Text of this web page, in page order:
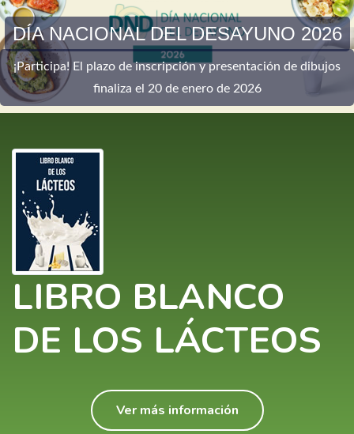
DÍA NACIONAL DEL DESAYUNO 2026
¡Participa! El plazo de inscripción y presentación de dibujos
finaliza el 20 de enero de 2026
LIBRO BLANCO
DE LOS LÁCTEOS
Ver más información